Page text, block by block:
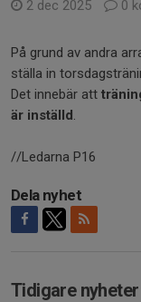
2 dec 2025 0
På grund av andra
ställa in
Det innebär att
är inställd.
//Ledarna P16
Dela nyhet
Tidigare nyheter